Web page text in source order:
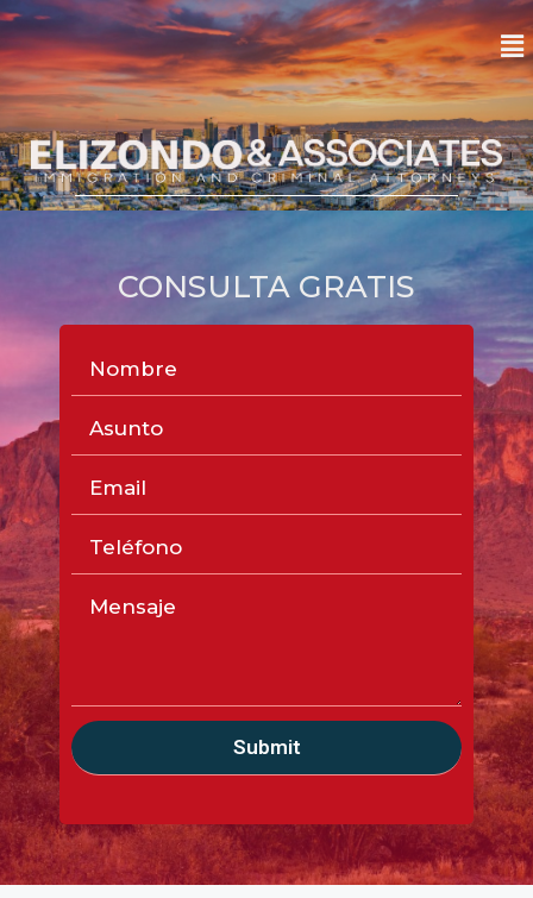
CONSULTA GRATIS